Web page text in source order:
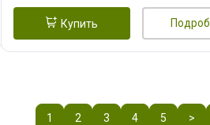
Купить
1 2 3 4 5 >